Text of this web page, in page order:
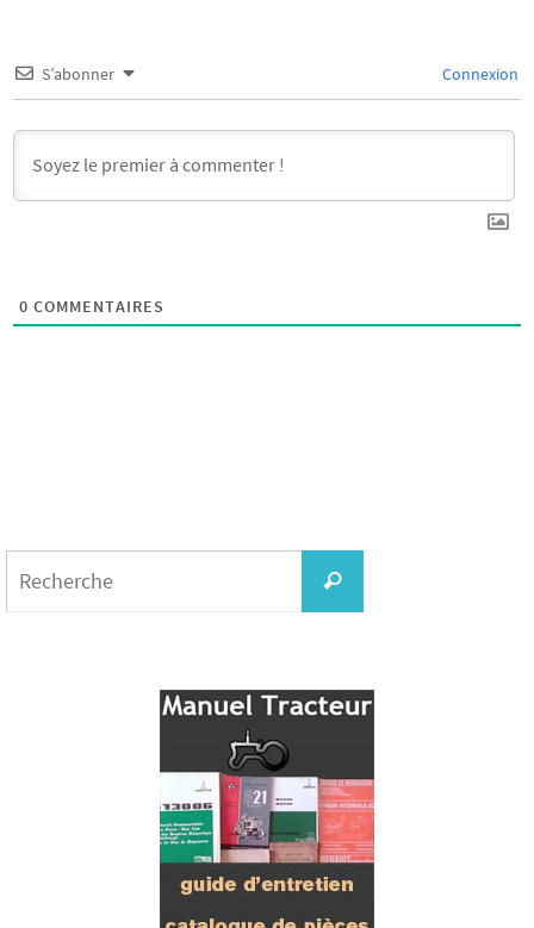
S’abonner Connexion
0 COMMENTAIRES
Recherche